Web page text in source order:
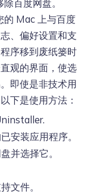
百度网盘。
Mac 上与百度
、偏好设置和支
序移到废纸篓时
观的界面，使选
即使是非技术用
下是使用方法：
安装应用程序。
并选择它。
文件。